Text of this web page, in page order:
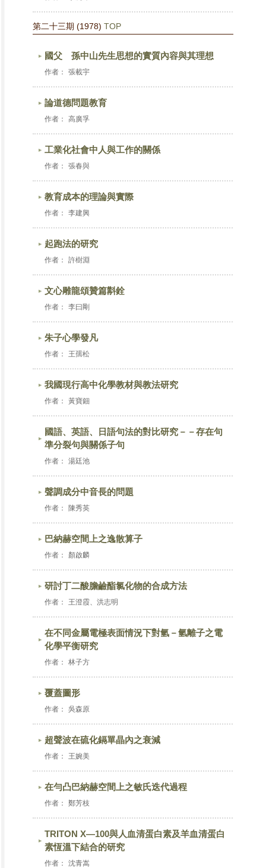
第二十三期 (1978) TOP
國父 孫中山先生思想的實質內容與其理想
作者： 張載宇
論道德問題教育
作者： 高廣孚
工業化社會中人與工作的關係
作者： 張春與
教育成本的理論與實際
作者： 李建興
起跑法的研究
作者： 許樹淵
文心雕龍頌贊篇斠銓
作者： 李曰剛
朱子心學發凡
作者： 王孺松
我國現行高中化學教材與教法研究
作者： 黃寶鈿
國語、英語、日語句法的對比研究－－存在句
準分裂句與關係子句
作者： 湯廷池
聲調成分中音長的問題
作者： 陳秀英
巴納赫空間上之逸散算子
作者： 顏啟麟
研討丁二酸膽鹼酯氯化物的合成方法
作者： 王澄霞、洪志明
在不同金屬電極表面情況下對氫－氫離子之電
化學平衡研究
作者： 林子方
覆蓋圖形
作者： 吳森原
超聲波在硫化鎘單晶內之衰減
作者： 王婉美
在勻凸巴納赫空間上之敏氏迭代過程
作者： 鄭芳枝
TRITON X—100與人血清蛋白素及羊血清蛋白
素恆溫下結合的研究
作者： 沈青嵩